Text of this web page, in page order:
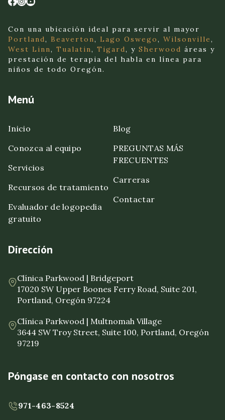
Con una ubicación ideal para servir al mayor
Portland, Beaverton, Lago Oswego, Wilsonville,
West Linn, Tualatin, Tigard, y Sherwood áreas y
prestación de terapia del habla en línea para
niños de todo Oregón.
Menú
Inicio
Conozca al equipo
Servicios
Recursos de tratamiento
Evaluador de logopedia
gratuito
Blog
PREGUNTAS MÁS
FRECUENTES
Carreras
Contactar
Dirección
Clínica Parkwood | Bridgeport
17020 SW Upper Boones Ferry Road, Suite 201,
Portland, Oregón 97224
Clínica Parkwood | Multnomah Village
3644 SW Troy Street, Suite 100, Portland, Oregón
97219
Póngase en contacto con nosotros
971-463-8524